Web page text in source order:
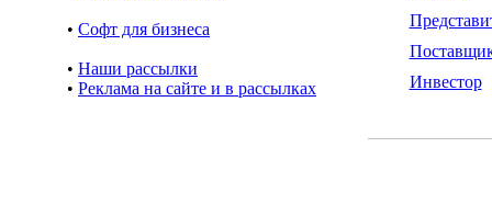
• Cофт для бизнеса
• Наши рассылки
• Реклама на сайте и в рассылках
Инвестор